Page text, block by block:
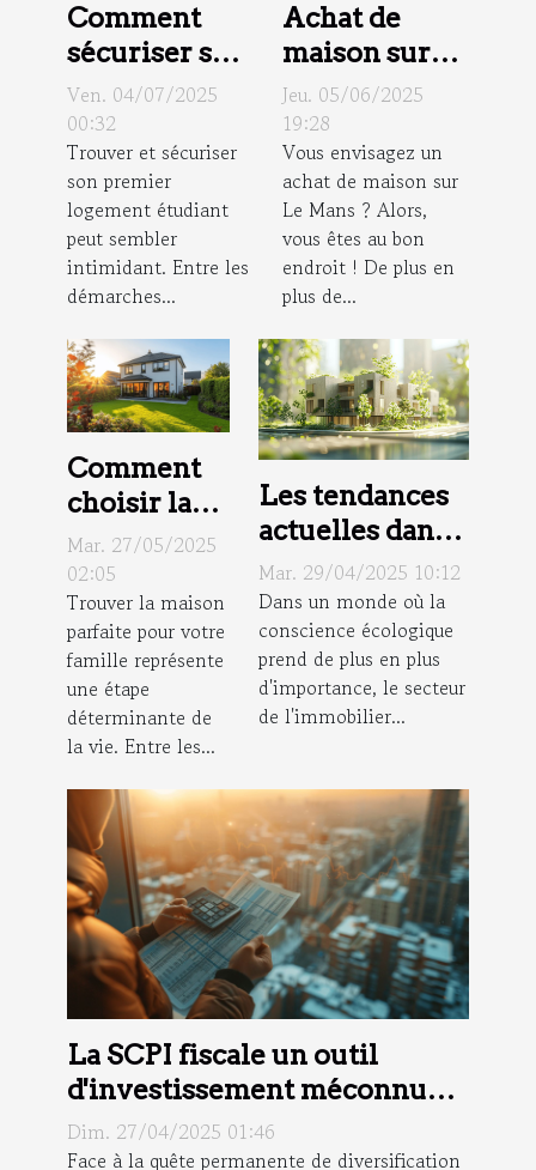
Comment
sécuriser son
premier
logement
étudiant sans
stress ?
Ven. 04/07/2025
00:32
Trouver et sécuriser
son premier
logement étudiant
peut sembler
intimidant. Entre les
démarches...
Achat de
maison sur
Le Mans :
contactez
Demetis
Immo !
Jeu. 05/06/2025
19:28
Vous envisagez un
achat de maison sur
Le Mans ? Alors,
vous êtes au bon
endroit ! De plus en
plus de...
Comment
choisir la
maison
idéale pour
votre
famille
Mar. 27/05/2025
02:05
Trouver la maison
parfaite pour votre
famille représente
une étape
déterminante de
la vie. Entre les...
Les tendances
actuelles dans
le
développement
de projets
immobiliers
durables
Mar. 29/04/2025 10:12
Dans un monde où la
conscience écologique
prend de plus en plus
d'importance, le secteur
de l'immobilier...
La SCPI fiscale un outil
d'investissement méconnu
avantages et sélection
Dim. 27/04/2025 01:46
Face à la quête permanente de diversification